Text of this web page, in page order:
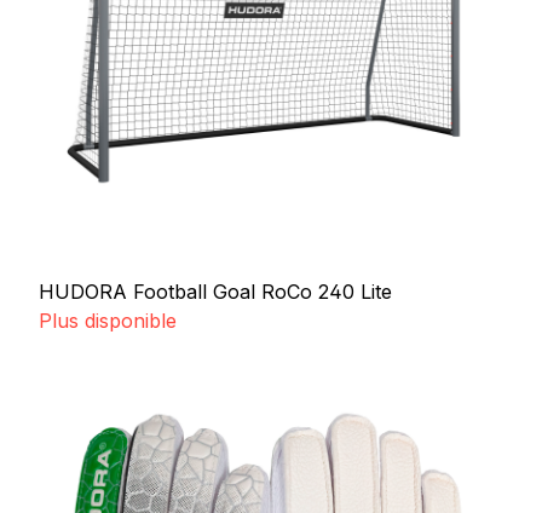
HUDORA Football Goal RoCo 240 Lite
Plus disponible